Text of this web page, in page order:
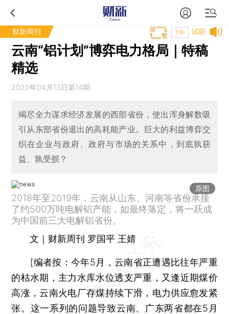
财新周刊 试听
T中
云南“铝计划”博弈电力格局｜特稿
精选
2020年04月13日第14期
竭尽全力谋求经济发展的西部省份，使出浑身解数吸
引从东部省份退出的高耗能产业。巨大的利益博弈交
织在企业与政府、政府与市场的关系中，到底孰获
益、孰受损？
原图
2018年至2019年，云南从山东、河南等省份承接
了约500万吨电解铝产能，如最终落定，将一跃成
为中国前三大电解铝省份。
文｜财新周刊 罗国平 王婧
[编者按：今年5月，云南省正遭遇比往年严重
的枯水期，主力水库水位透支严重，又逢近期煤价
高涨，云南火电厂存煤持续下滑，电力供应愈发紧
张。这一系列的问题导致云南、广东两省都在5月